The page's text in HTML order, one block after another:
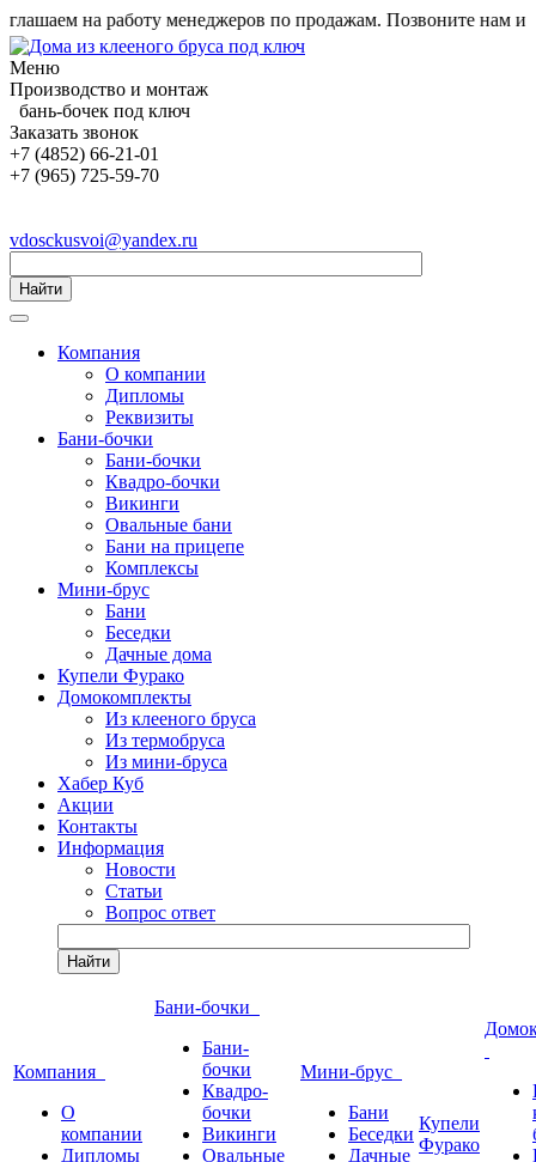
на работу менеджеров по продажам. Позвоните нам и
Меню
Производство и монтаж
бань-бочек под ключ
Заказать звонок
+7 (4852) 66-21-01
+7 (965) 725-59-70
vdosckusvoi@yandex.ru
Найти
Компания
О компании
Дипломы
Реквизиты
Бани-бочки
Бани-бочки
Квадро-бочки
Викинги
Овальные бани
Бани на прицепе
Комплексы
Мини-брус
Бани
Беседки
Дачные дома
Купели Фурако
Домокомплекты
Из клееного бруса
Из термобруса
Из мини-бруса
Хабер Куб
Акции
Контакты
Информация
Новости
Статьи
Вопрос ответ
Найти
Компания
О
компании
Дипломы
Бани-бочки
Бани-
бочки
Квадро-
бочки
Викинги
Овальные
Мини-брус
Бани
Беседки
Дачные
Купели
Фурако